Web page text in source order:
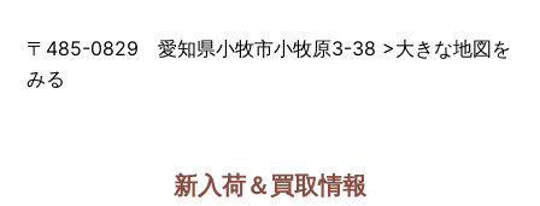
〒485-0829 愛知県小牧市小牧原3-38 >大きな地図を
みる
新入荷＆買取情報